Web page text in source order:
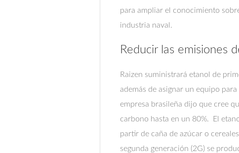
para ampliar el conocimiento
industria naval.
Reducir las emisiones
Raizen suministrará etanol de
además de asignar un equipo
empresa brasileña dijo que cree
carbono hasta en un 80%. El
partir de caña de azúcar o
segunda generación (2G) se